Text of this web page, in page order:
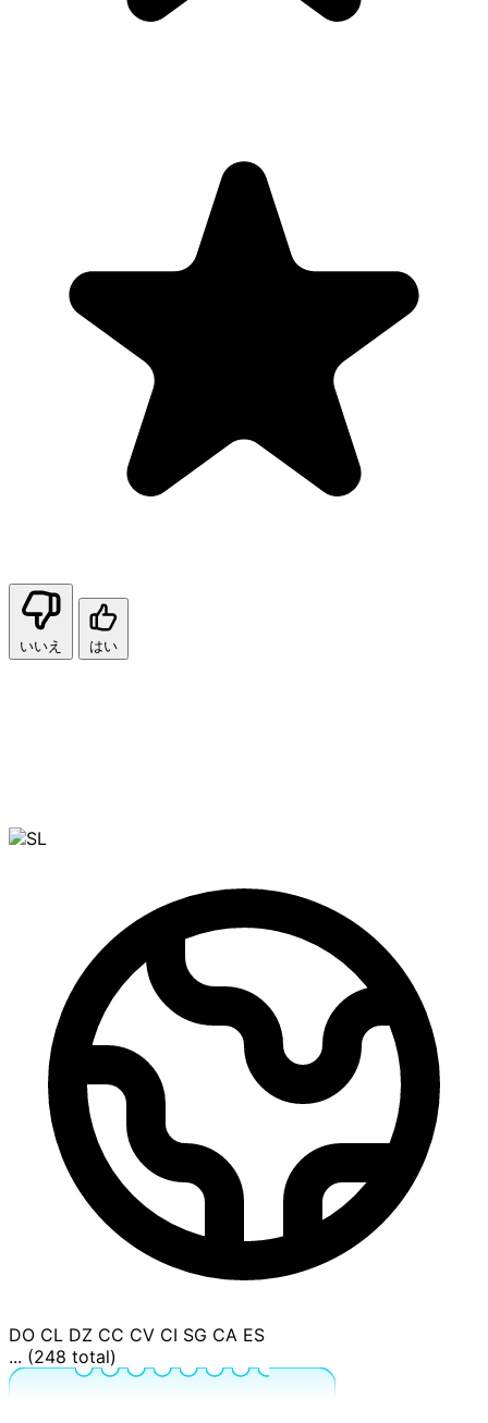
いいえ はい
DO CL DZ CC CV CI SG CA ES
... (248 total)